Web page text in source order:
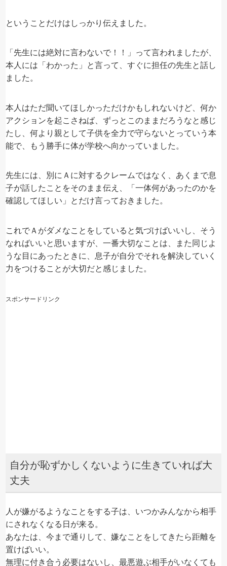
ということだけはしっかり伝えました。
「先生には絶対に言わないで！！」って言われましたが、
本人には「わかった」と言って、すぐに担任の先生と話し
ました。
本人はただ聞いてほしかっただけかもしれないけど、何か
アクションを起こさねば、ずっとこのままだろうなと感じ
たし、何より親として子供を全力で守らないとっていう本
能で、もう勝手に体が学校へ向かっていました。
先生には、別にＡに対するクレームではなく、あくまで息
子が話したことをそのまま伝え、「一体何があったのかを
確認してほしい」とだけ言っておきました。
これでＡがダメなことをしていると気づけばいいし、そう
なればいいと思いますが、一番大切なことは、また同じよ
うな目にあったときに、息子が自分でそれを解決していく
力をつけることが大切だと感じました。
スポンサードリンク
自分が恥ずかしくないように生きていれば大
丈夫
人が嫌がるようなことをする子は、いつかみんなから相手
にされなくなる日が来る。
あなたは、今まで通りして、嫌なことをしてきたら距離を
置けばいい。
無理に付き合う必要はないし、最悪遊ぶ相手がいなくても